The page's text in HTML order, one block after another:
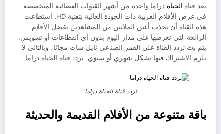
تعد قناة الحياة دراما واحدة من أشهر القنوات الفضائية المتخصصة
في عرض الأفلام العربية ذات الجودة العالية بتقنية HD. استطاعت
هذه القناة أن تجذب أعين الملايين من المشاهدين بفضل الأفلام
الرائعة التي تعرضها على مدار اليوم بدون أي انقطاعات أو تشويش.
يتم بث تردد القناة على القمر الصناعي نايل سات مجانًا، وبالتالي لا
يلزم الاشتراك فيها بشكل شهري أو سنوي. تردد قناة الحياة دراما.
تردد قناة الحياة دراما
باقة متنوعة من الأفلام القديمة والحديثة